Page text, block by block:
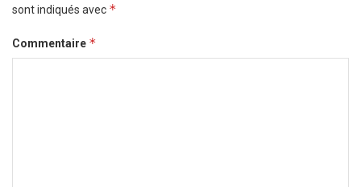
sont indiqués avec *
Commentaire *